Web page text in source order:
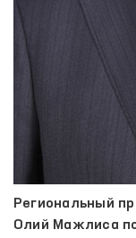
Региональный
Олий Мажлиса